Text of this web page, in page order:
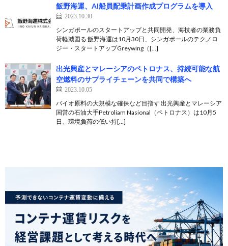
飯野海運、AI船員配乗計画作成プログラムを導入
2023.10.30
シンガポールのスタートアップと共同開発、海技者の業務負
荷軽減図る 飯野海運は10月30日、シンガポールのテクノロ
ジー・スタートアップGreywing（[…]
出光興産とマレーシアのペトロナス、持続可能な航
空燃料のサプライチェーンを共同で構築へ
2023.10.05
バイオ原料の大規模な確保など目指す 出光興産とマレーシア
国営の石油大手Petroliam Nasional（ペトロナス）は10月5
日、環境負荷の低い持[…]